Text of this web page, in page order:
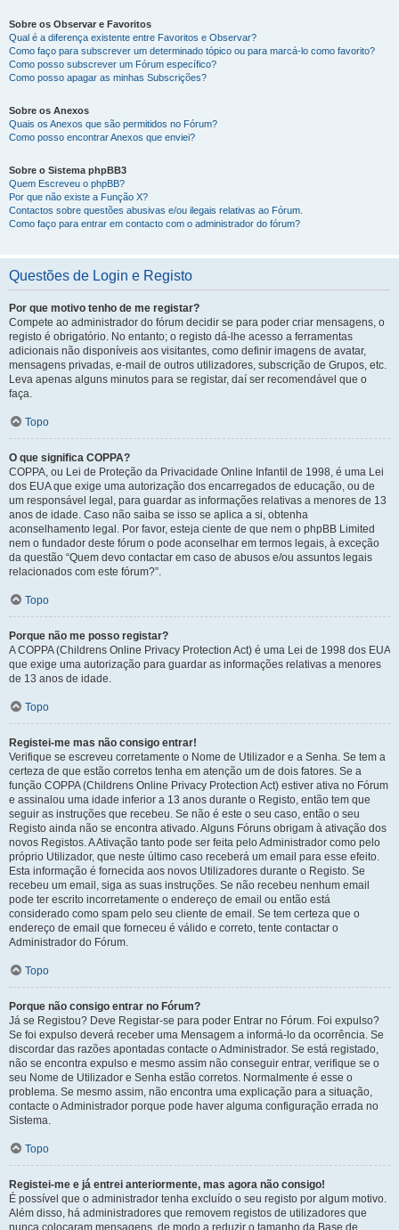
Sobre os Observar e Favoritos
Qual é a diferença existente entre Favoritos e Observar?
Como faço para subscrever um determinado tópico ou para marcá-lo como favorito?
Como posso subscrever um Fórum específico?
Como posso apagar as minhas Subscrições?
Sobre os Anexos
Quais os Anexos que são permitidos no Fórum?
Como posso encontrar Anexos que enviei?
Sobre o Sistema phpBB3
Quem Escreveu o phpBB?
Por que não existe a Função X?
Contactos sobre questões abusivas e/ou ilegais relativas ao Fórum.
Como faço para entrar em contacto com o administrador do fórum?
Questões de Login e Registo
Por que motivo tenho de me registar?
Compete ao administrador do fórum decidir se para poder criar mensagens, o
registo é obrigatório. No entanto; o registo dá-lhe acesso a ferramentas
adicionais não disponíveis aos visitantes, como definir imagens de avatar,
mensagens privadas, e-mail de outros utilizadores, subscrição de Grupos, etc.
Leva apenas alguns minutos para se registar, daí ser recomendável que o
faça.
Topo
O que significa COPPA?
COPPA, ou Lei de Proteção da Privacidade Online Infantil de 1998, é uma Lei
dos EUA que exige uma autorização dos encarregados de educação, ou de
um responsável legal, para guardar as informações relativas a menores de 13
anos de idade. Caso não saiba se isso se aplica a si, obtenha
aconselhamento legal. Por favor, esteja ciente de que nem o phpBB Limited
nem o fundador deste fórum o pode aconselhar em termos legais, à exceção
da questão “Quem devo contactar em caso de abusos e/ou assuntos legais
relacionados com este fórum?”.
Topo
Porque não me posso registar?
A COPPA (Childrens Online Privacy Protection Act) é uma Lei de 1998 dos EUA
que exige uma autorização para guardar as informações relativas a menores
de 13 anos de idade.
Topo
Registei-me mas não consigo entrar!
Verifique se escreveu corretamente o Nome de Utilizador e a Senha. Se tem a
certeza de que estão corretos tenha em atenção um de dois fatores. Se a
função COPPA (Childrens Online Privacy Protection Act) estiver ativa no Fórum
e assinalou uma idade inferior a 13 anos durante o Registo, então tem que
seguir as instruções que recebeu. Se não é este o seu caso, então o seu
Registo ainda não se encontra ativado. Alguns Fóruns obrigam à ativação dos
novos Registos. A Ativação tanto pode ser feita pelo Administrador como pelo
próprio Utilizador, que neste último caso receberá um email para esse efeito.
Esta informação é fornecida aos novos Utilizadores durante o Registo. Se
recebeu um email, siga as suas instruções. Se não recebeu nenhum email
pode ter escrito incorretamente o endereço de email ou então está
considerado como spam pelo seu cliente de email. Se tem certeza que o
endereço de email que forneceu é válido e correto, tente contactar o
Administrador do Fórum.
Topo
Porque não consigo entrar no Fórum?
Já se Registou? Deve Registar-se para poder Entrar no Fórum. Foi expulso?
Se foi expulso deverá receber uma Mensagem a informá-lo da ocorrência. Se
discordar das razões apontadas contacte o Administrador. Se está registado,
não se encontra expulso e mesmo assim não conseguir entrar, verifique se o
seu Nome de Utilizador e Senha estão corretos. Normalmente é esse o
problema. Se mesmo assim, não encontra uma explicação para a situação,
contacte o Administrador porque pode haver alguma configuração errada no
Sistema.
Topo
Registei-me e já entrei anteriormente, mas agora não consigo!
É possível que o administrador tenha excluído o seu registo por algum motivo.
Além disso, há administradores que removem registos de utilizadores que
nunca colocaram mensagens, de modo a reduzir o tamanho da Base de